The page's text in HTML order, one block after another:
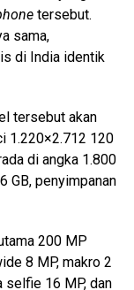
tersebut.
sama,
di India identik
tersebut akan
1.220×2.712 120
di angka 1.800
GB, penyimpanan
200 MP
8 MP, makro 2
selfie 16 MP, dan